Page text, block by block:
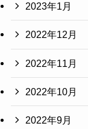
2023年1月
2022年12月
2022年11月
2022年10月
2022年9月